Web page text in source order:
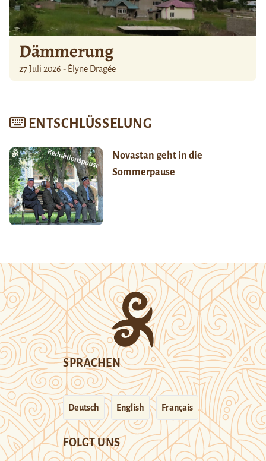
Dämmerung
27 Juli 2026 - Élyne Dragée
ENTSCHLÜSSELUNG
Novastan geht in die
Sommerpause
SPRACHEN
Deutsch English Français
FOLGT UNS